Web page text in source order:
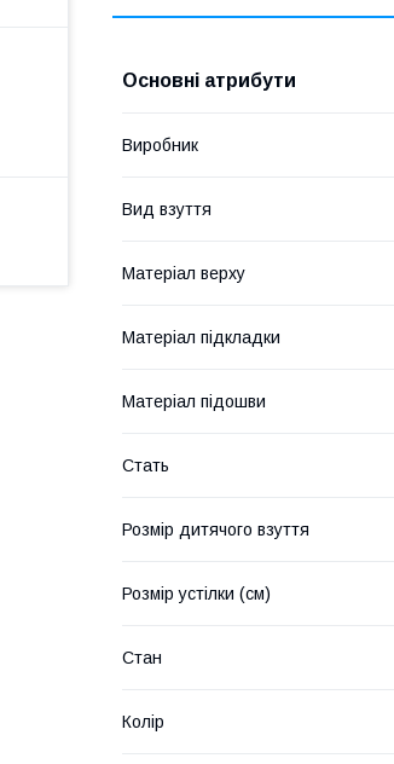
Основні атрибути
Виробник
Вид взуття
Матеріал верху
Матеріал підкладки
Матеріал підошви
Стать
Розмір дитячого взуття
Розмір устілки (см)
Стан
Колір